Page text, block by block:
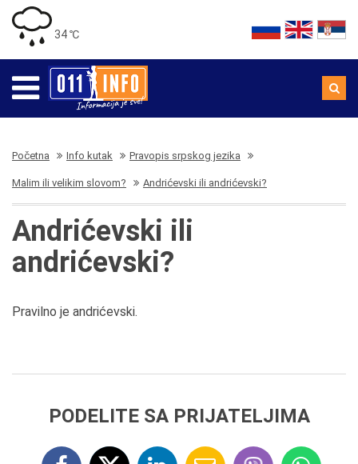
34 ℃
Početna Info kutak Pravopis srpskog jezika
Malim ili velikim slovom? Andrićevski ili andrićevski?
Andrićevski ili
andrićevski?
Pravilno je andrićevski.
PODELITE SA PRIJATELJIMA